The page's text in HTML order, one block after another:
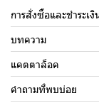
การสั่งซื้อและชำระเงิ
บทความ
แคตตาล็อค
คำถามที่พบบ่อย